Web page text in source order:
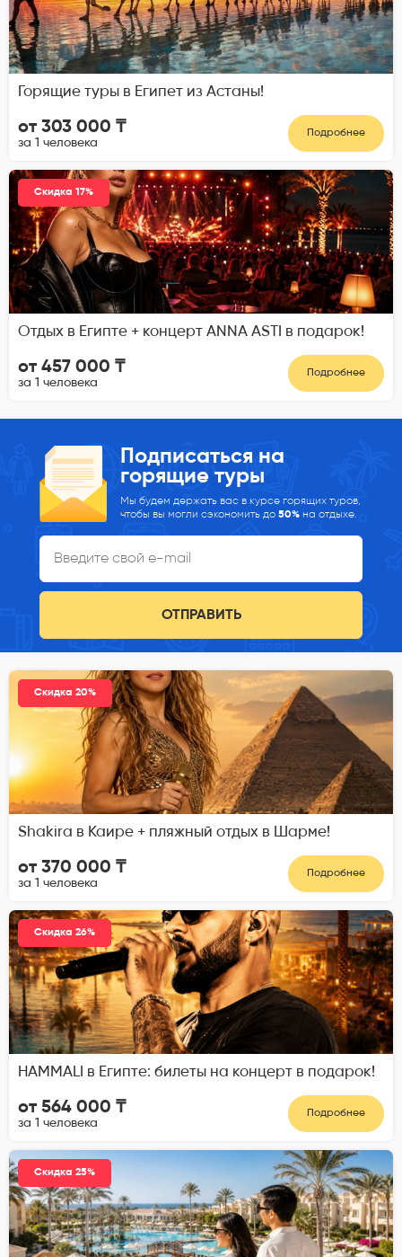
Горящие туры в Египет из Астаны!
от 303 000 ₸
за 1 человека
Подробнее
Скидка 17%
Отдых в Египте + концерт ANNA ASTI в подарок!
от 457 000 ₸
за 1 человека
Подробнее
Подписаться на
горящие туры
Мы будем держать вас в курсе горящих туров,
чтобы вы могли сэкономить до 50% на отдыхе.
ОТПРАВИТЬ
Скидка 20%
Shakira в Каире + пляжный отдых в Шарме!
от 370 000 ₸
за 1 человека
Подробнее
Скидка 26%
HAMMALI в Египте: билеты на концерт в подарок!
от 564 000 ₸
за 1 человека
Подробнее
Скидка 25%